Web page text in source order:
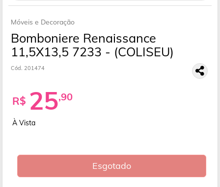
Móveis e Decoração
Bomboniere Renaissance
11,5X13,5 7233 - (COLISEU)
Cód. 201474
R$ 25,90
À Vista
Esgotado